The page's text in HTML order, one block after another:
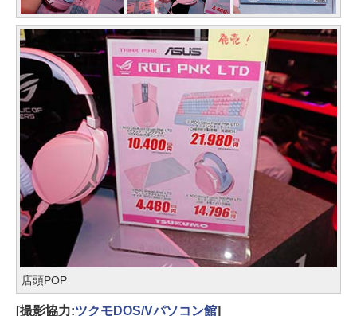
店頭POP
[撮影協力:ツクモDOS/Vパソコン館]